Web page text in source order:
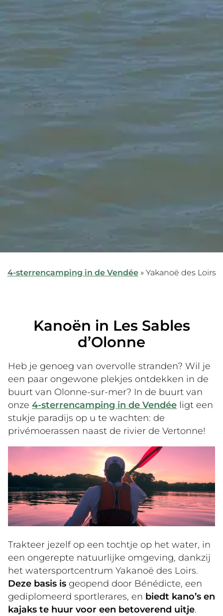
4-sterrencamping in de Vendée» Yakanoë des Loirs
Kanoën in Les Sables
d’Olonne
Heb je genoeg van overvolle stranden? Wil je
een paar ongewone plekjes ontdekken in de
buurt van Olonne-sur-mer? In de buurt van
onze 4-sterrencamping in de Vendée ligt een
stukje paradijs op u te wachten: de
privémoerassen naast de rivier de Vertonne!
Trakteer jezelf op een tochtje op het water, in
een ongerepte natuurlijke omgeving, dankzij
het watersportcentrum Yakanoë des Loirs.
Deze basis is geopend door Bénédicte, een
gediplomeerd sportlerares, en biedt kano’s en
kajaks te huur voor een betoverend uitje.